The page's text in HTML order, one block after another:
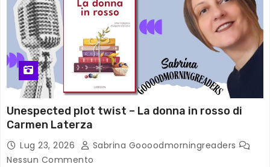
Unespected plot twist – La donna in rosso di
Carmen Laterza
Lug 23, 2026
Sabrina Goooodmorningreaders
Nessun Commento